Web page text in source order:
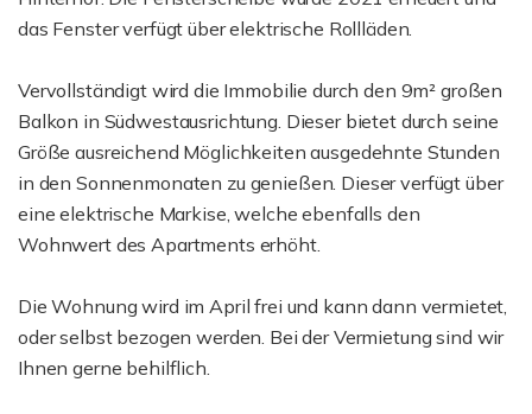
das Fenster verfügt über elektrische Rollläden.
Vervollständigt wird die Immobilie durch den 9m² großen
Balkon in Südwestausrichtung. Dieser bietet durch seine
Größe ausreichend Möglichkeiten ausgedehnte Stunden
in den Sonnenmonaten zu genießen. Dieser verfügt über
eine elektrische Markise, welche ebenfalls den
Wohnwert des Apartments erhöht.
Die Wohnung wird im April frei und kann dann vermietet,
oder selbst bezogen werden. Bei der Vermietung sind wir
Ihnen gerne behilflich.